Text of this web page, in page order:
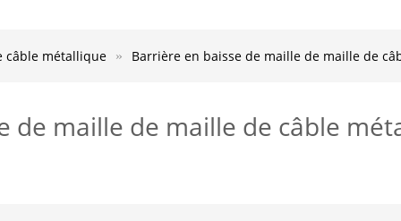
câble métallique Barrière en baisse de maille de maille de
de maille de maille de câble